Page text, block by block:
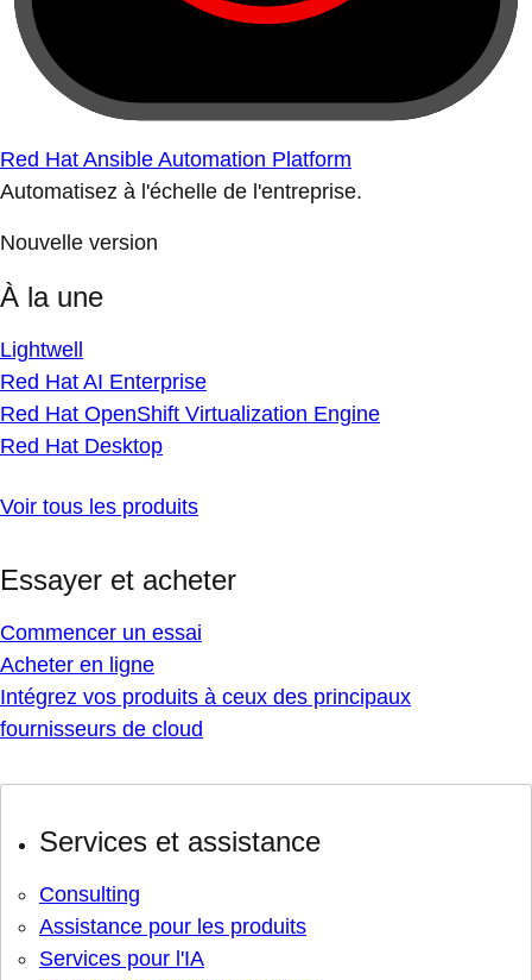
Red Hat Ansible Automation Platform
Automatisez à l'échelle de l'entreprise.
Nouvelle version
À la une
Lightwell
Red Hat AI Enterprise
Red Hat OpenShift Virtualization Engine
Red Hat Desktop
Voir tous les produits
Essayer et acheter
Commencer un essai
Acheter en ligne
Intégrez vos produits à ceux des principaux
fournisseurs de cloud
Services et assistance
Consulting
Assistance pour les produits
Services pour l'IA